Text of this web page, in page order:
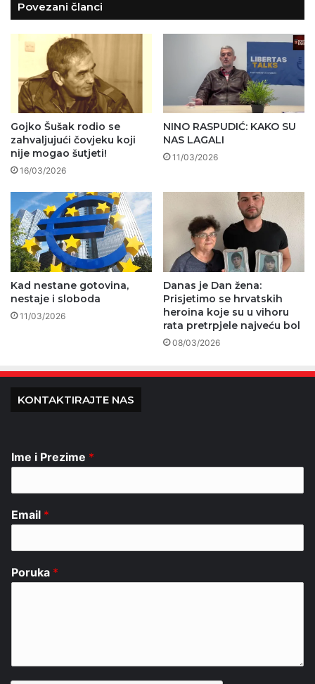
Povezani članci
Gojko Šušak rodio se
zahvaljujući čovjeku koji
nije mogao šutjeti!
16/03/2026
NINO RASPUDIĆ: KAKO SU
NAS LAGALI
11/03/2026
Kad nestane gotovina,
nestaje i sloboda
11/03/2026
Danas je Dan žena:
Prisjetimo se hrvatskih
heroina koje su u vihoru
rata pretrpjele najveću bol
08/03/2026
KONTAKTIRAJTE NAS
Ime i Prezime *
Email *
Poruka *